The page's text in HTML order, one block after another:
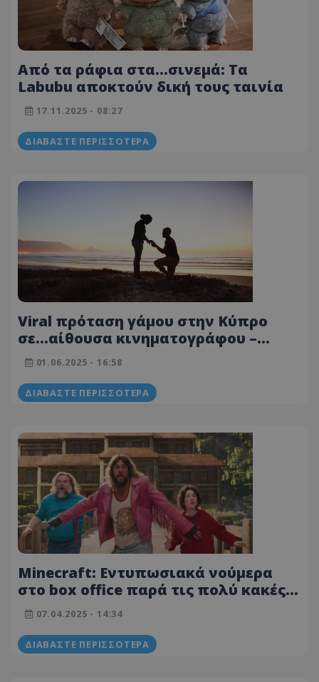
Από τα ράφια στα…σινεμά: Τα
Labubu αποκτούν δική τους ταινία
17.11.2025 - 08:27
ΔΙΑΒΆΣΤΕ ΠΕΡΙΣΣΌΤΕΡΑ
Viral πρόταση γάμου στην Κύπρο
σε…αίθουσα κινηματογράφου –
Δείτε το συγκινητικό βίντεο
01.06.2025 - 16:58
ΔΙΑΒΆΣΤΕ ΠΕΡΙΣΣΌΤΕΡΑ
Minecraft: Εντυπωσιακά νούμερα
στο box office παρά τις πολύ κακές
κριτικές
07.04.2025 - 14:34
ΔΙΑΒΆΣΤΕ ΠΕΡΙΣΣΌΤΕΡΑ